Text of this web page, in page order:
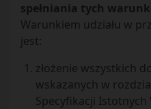
spełniania tych
Warunkiem udziału w
jest:
złożenie wszystkich
wskazanych w
Specyfikacji